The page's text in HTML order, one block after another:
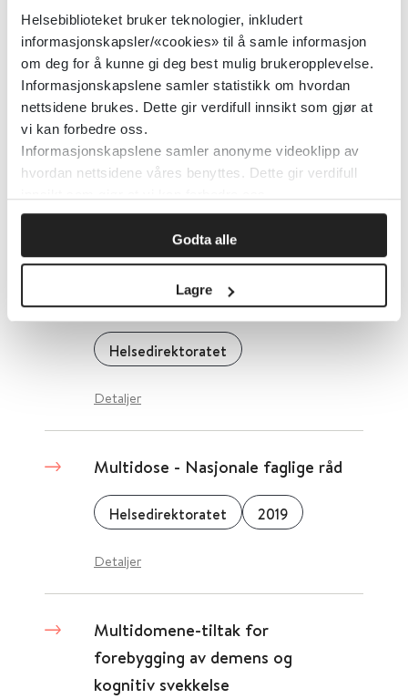
Helsebiblioteket bruker teknologier, inkludert
informasjonskapsler/«cookies» til å samle informasjon
om deg for å kunne gi deg best mulig brukeropplevelse.
Informasjonskapslene samler statistikk om hvordan
nettsidene brukes. Dette gir verdifull innsikt som gjør at
vi kan forbedre oss.
Informasjonskapslene samler anonyme videoklipp av
hvordan nettsidene våres benyttes. Dette gir verdifull
Godta alle
Lagre
Detaljer
Multimodale tiltak for kakeksi
(sykdomsrelatert vekttap)
Cochrane Library 2025
- Helsedirektoratet
Helsedirektoratet
Detaljer
Multidose - Nasjonale faglige råd
Helsedirektoratet 2019
Detaljer
Multidomene-tiltak for
forebygging av demens og
kognitiv svekkelse